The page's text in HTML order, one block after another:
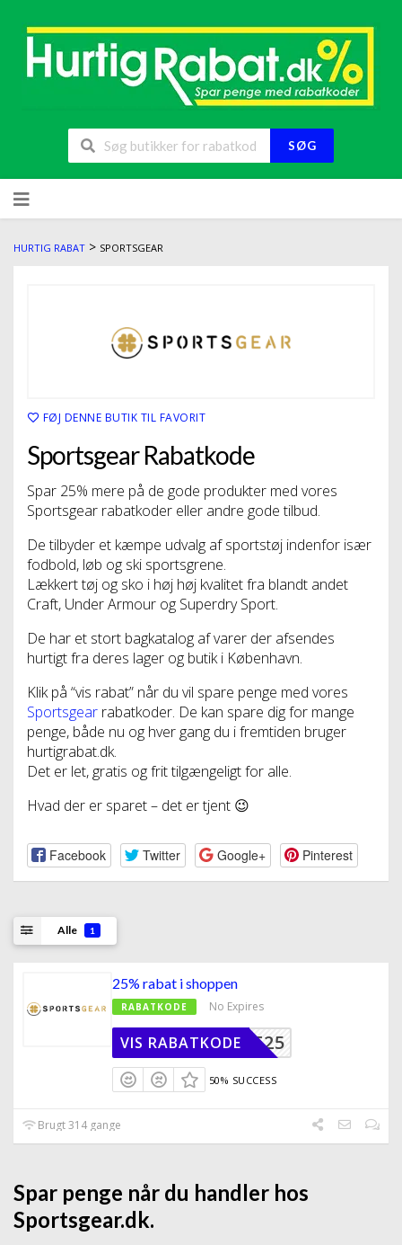
SØG
HURTIG RABAT > SPORTSGEAR
FØJ DENNE BUTIK TIL FAVORIT
Sportsgear Rabatkode
Spar 25% mere på de gode produkter med vores
Sportsgear rabatkoder eller andre gode tilbud.
De tilbyder et kæmpe udvalg af sportstøj indenfor især
fodbold, løb og ski sportsgrene.
Lækkert tøj og sko i høj høj kvalitet fra blandt andet
Craft, Under Armour og Superdry Sport.
De har et stort bagkatalog af varer der afsendes
hurtigt fra deres lager og butik i København.
Klik på “vis rabat” når du vil spare penge med vores
Sportsgear rabatkoder. De kan spare dig for mange
penge, både nu og hver gang du i fremtiden bruger
hurtigrabat.dk.
Det er let, gratis og frit tilgængeligt for alle.
Hvad der er sparet – det er tjent 😉
Facebook Twitter Google+ Pinterest
Alle 1
25% rabat i shoppen
RABATKODE No Expires
SPORT25
VIS RABATKODE
50% SUCCESS
Brugt 314 gange
Spar penge når du handler hos
Sportsgear.dk.